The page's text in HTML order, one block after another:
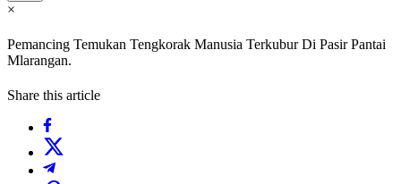
×
Pemancing Temukan Tengkorak Manusia Terkubur Di Pasir Pantai
Mlarangan.
Share this article